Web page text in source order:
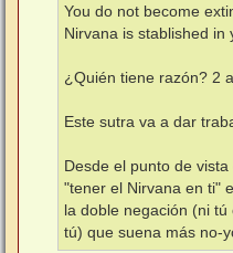
You do not become
Nirvana is stablished in
¿Quién tiene razón? 2
Este sutra va a dar
Desde el punto de
"tener el Nirvana en ti"
la doble negación (ni
tú) que suena más no-